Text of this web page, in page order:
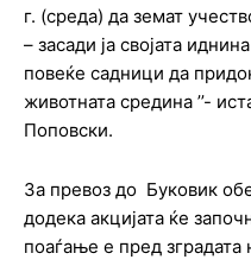
г. (среда) да земат
– засади ја својата
повеќе садници да
животната средина ’’-
Поповски.
За превоз до Буковик
додека акцијата ќе
поаѓање е пред зградата